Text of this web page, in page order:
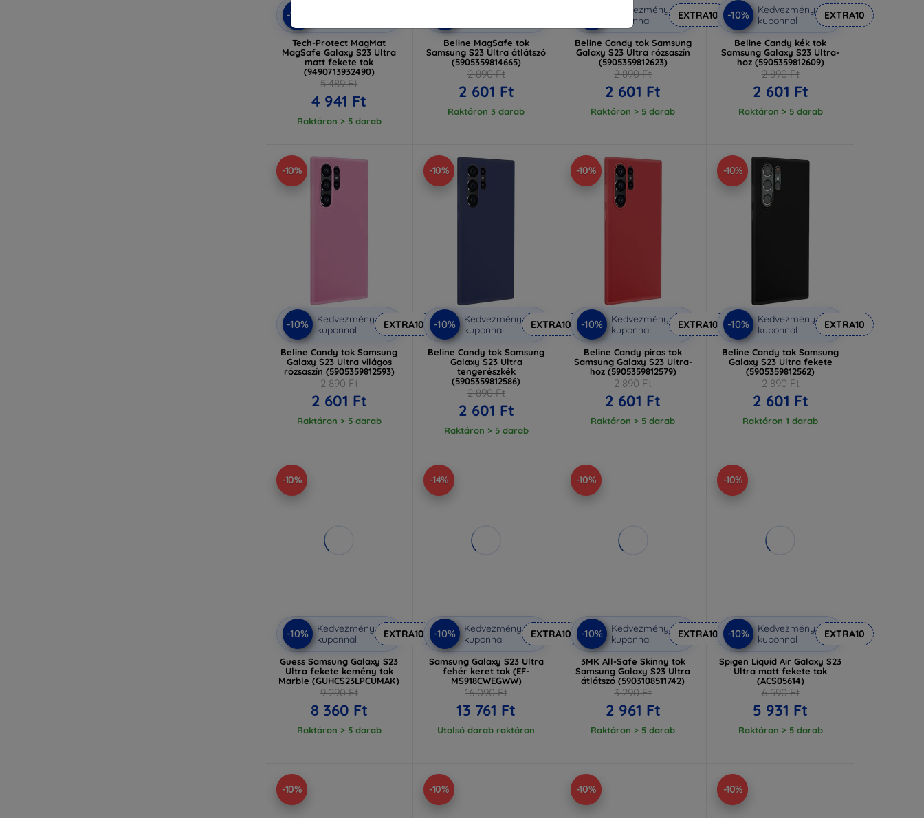
-10%
Tech-Protect MagMat
MagSafe Galaxy S23 Ultra
matt fekete tok
(9490713932490)
5 489 Ft
4 941 Ft
Raktáron > 5 darab
Beline MagSafe tok
Samsung S23 Ultra átlátszó
(5905359814665)
2 890 Ft
2 601 Ft
Raktáron 3 darab
Kedvezmény
kuponnal
EXTRA10
Beline Candy tok Samsung
Galaxy S23 Ultra rózsaszín
(5905359812623)
2 890 Ft
2 601 Ft
Raktáron > 5 darab
-10%
Kedvezmény
kuponnal
EXTRA10
Beline Candy kék tok
Samsung Galaxy S23 Ultra-
hoz (5905359812609)
2 890 Ft
2 601 Ft
Raktáron > 5 darab
-10%
-10%
Kedvezmény
kuponnal
EXTRA10
Beline Candy tok Samsung
Galaxy S23 Ultra világos
rózsaszín (5905359812593)
2 890 Ft
2 601 Ft
Raktáron > 5 darab
-10%
-10%
Kedvezmény
kuponnal
EXTRA10
Beline Candy tok Samsung
Galaxy S23 Ultra
tengerészkék
(5905359812586)
2 890 Ft
2 601 Ft
Raktáron > 5 darab
-10%
-10%
Kedvezmény
kuponnal
EXTRA10
Beline Candy piros tok
Samsung Galaxy S23 Ultra-
hoz (5905359812579)
2 890 Ft
2 601 Ft
Raktáron > 5 darab
-10%
-10%
Kedvezmény
kuponnal
EXTRA10
Beline Candy tok Samsung
Galaxy S23 Ultra fekete
(5905359812562)
2 890 Ft
2 601 Ft
Raktáron 1 darab
-10%
-10%
Kedvezmény
kuponnal
EXTRA10
Guess Samsung Galaxy S23
Ultra fekete kemény tok
Marble (GUHCS23LPCUMAK)
9 290 Ft
8 360 Ft
Raktáron > 5 darab
-14%
-10%
Kedvezmény
kuponnal
EXTRA10
Samsung Galaxy S23 Ultra
fehér keret tok (EF-
MS918CWEGWW)
16 090 Ft
13 761 Ft
Utolsó darab raktáron
-10%
-10%
Kedvezmény
kuponnal
EXTRA10
3MK All-Safe Skinny tok
Samsung Galaxy S23 Ultra
átlátszó (5903108511742)
3 290 Ft
2 961 Ft
Raktáron > 5 darab
-10%
-10%
Kedvezmény
kuponnal
EXTRA10
Spigen Liquid Air Galaxy S23
Ultra matt fekete tok
(ACS05614)
6 590 Ft
5 931 Ft
Raktáron > 5 darab
-10% -10% -10% -10%